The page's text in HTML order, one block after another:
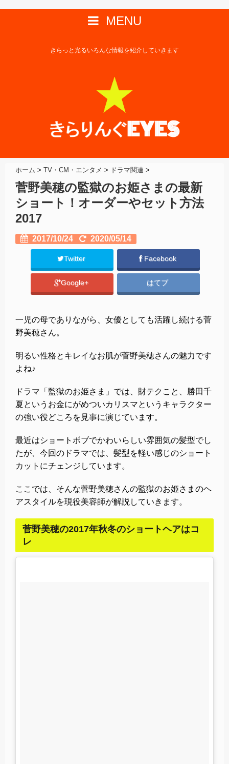
MENU
きらっと光るいろんな情報を紹介していきます
ホーム > TV・CM・エンタメ > ドラマ関連 >
菅野美穂の監獄のお姫さまの最新
ショート！オーダーやセット方法
2017
2017/10/24 2020/05/14
Twitter Facebook
Google+ はてブ
一児の母でありながら、女優としても活躍し続ける菅
野美穂さん。
明るい性格とキレイなお肌が菅野美穂さんの魅力です
よね♪
ドラマ「監獄のお姫さま」では、財テクこと、勝田千
夏というお金にがめついカリスマというキャラクター
の強い役どころを見事に演じています。
最近はショートボブでかわいらしい雰囲気の髪型でし
たが、今回のドラマでは、髪型を軽い感じのショート
カットにチェンジしています。
ここでは、そんな菅野美穂さんの監獄のお姫さまのヘ
アスタイルを現役美容師が解説していきます。
菅野美穂の2017年秋冬のショートヘアはコ
レ